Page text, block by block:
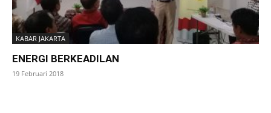
KABAR JAKARTA
ENERGI BERKEADILAN
19 Februari 2018